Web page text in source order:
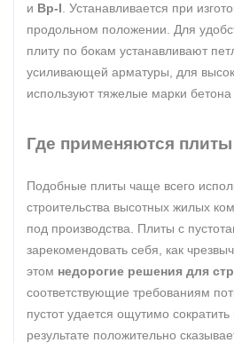
и Вр-I . Устанавливается при
продольном положении. Для
плиту по бокам устанавливают
усиливающей арматуры, для
используют тяжелые марки бетона
Где применяются
Подобные плиты чаще всего
строительства высотных жилых
под производства. Плиты с
зарекомендовать себя, как
этом недорогие решения для
соответствующие требованиям
пустот удается ощутимо
результате положительно